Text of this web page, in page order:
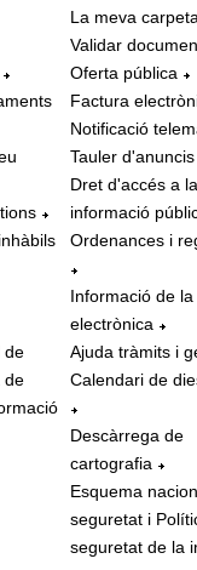
de
de
La meva carpeta
Validar
Oferta pública
Factura
Notificació
Tauler d'anuncis
Dret d'accés a la
informació
Ordenances i
Informació de la
electrònica
Ajuda tràmits i
Calendari de
Descàrrega de
cartografia
Esquema
seguretat i
seguretat de la